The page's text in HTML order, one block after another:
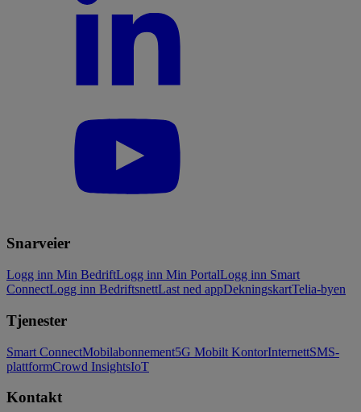
Snarveier
Logg inn Min BedriftLogg inn Min PortalLogg inn Smart
ConnectLogg inn BedriftsnettLast ned appDekningskartTelia-byen
Tjenester
Smart ConnectMobilabonnement5G Mobilt KontorInternettSMS-
plattformCrowd InsightsIoT
Kontakt